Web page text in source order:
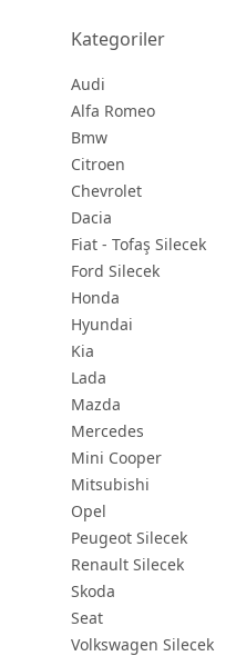
Kategoriler
Audi
Alfa Romeo
Bmw
Citroen
Chevrolet
Dacia
Fiat - Tofaş Silecek
Ford Silecek
Honda
Hyundai
Kia
Lada
Mazda
Mercedes
Mini Cooper
Mitsubishi
Opel
Peugeot Silecek
Renault Silecek
Skoda
Seat
Volkswagen Silecek